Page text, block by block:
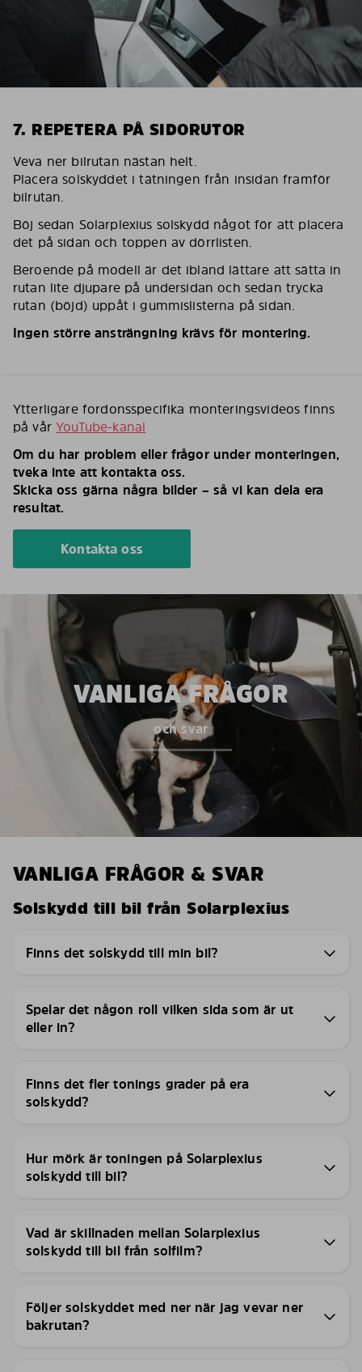
7. REPETERA PÅ SIDORUTOR
Veva ner bilrutan nästan helt.
Placera solskyddet i tätningen från insidan framför
bilrutan.
Böj sedan Solarplexius solskydd något för att placera
det på sidan och toppen av dörrlisten.
Beroende på modell är det ibland lättare att sätta in
rutan lite djupare på undersidan och sedan trycka
rutan (böjd) uppåt i gummislisterna på sidan.
Ingen större ansträngning krävs för montering.
Ytterligare fordonsspecifika monteringsvideos finns
på vårYouTube-kanal
Om du har problem eller frågor under monteringen,
tveka inte att kontakta oss.
Skicka oss gärna några bilder – så vi kan dela era
resultat.
Kontakta oss
VANLIGA FRÅGOR
och svar
VANLIGA FRÅGOR & SVAR
Solskydd till bil från Solarplexius
Finns det solskydd till min bil?
Spelar det någon roll vilken sida som är ut
eller in?
Finns det fler tonings grader på era
solskydd?
Hur mörk är toningen på Solarplexius
solskydd till bil?
Vad är skillnaden mellan Solarplexius
solskydd till bil från solfilm?
Följer solskyddet med ner när jag vevar ner
bakrutan?